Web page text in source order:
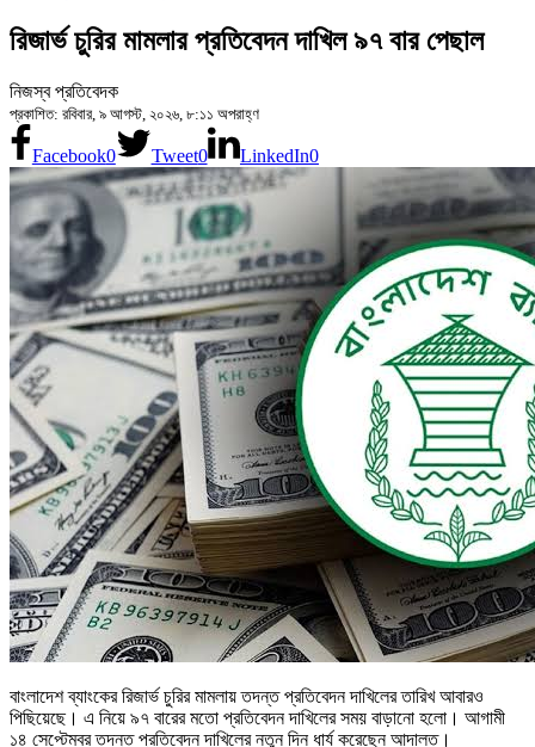
রিজার্ভ চুরির মামলার প্রতিবেদন দাখিল ৯৭ বার পেছাল
নিজস্ব প্রতিবেদক
প্রকাশিত: রবিবার, ৯ আগস্ট, ২০২৬, ৮:১১ অপরাহ্ণ
Facebook0 Tweet0 LinkedIn0
বাংলাদেশ ব্যাংকের রিজার্ভ চুরির মামলায় তদন্ত প্রতিবেদন দাখিলের তারিখ আবারও
পিছিয়েছে। এ নিয়ে ৯৭ বারের মতো প্রতিবেদন দাখিলের সময় বাড়ানো হলো। আগামী
১৪ সেপ্টেম্বর তদন্ত প্রতিবেদন দাখিলের নতুন দিন ধার্য করেছেন আদালত।